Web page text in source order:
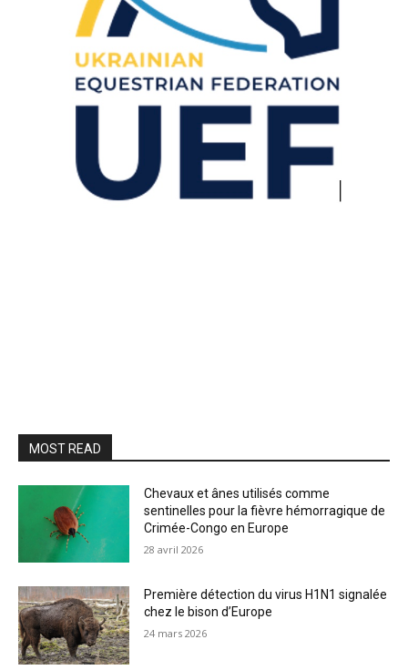
MOST READ
Chevaux et ânes utilisés comme
sentinelles pour la fièvre hémorragique de
Crimée-Congo en Europe
28 avril 2026
Première détection du virus H1N1 signalée
chez le bison d’Europe
24 mars 2026